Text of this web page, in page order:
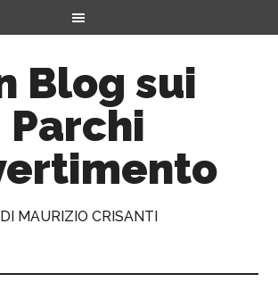
Blog sui
Parchi
DI MAURIZIO CRISANTI